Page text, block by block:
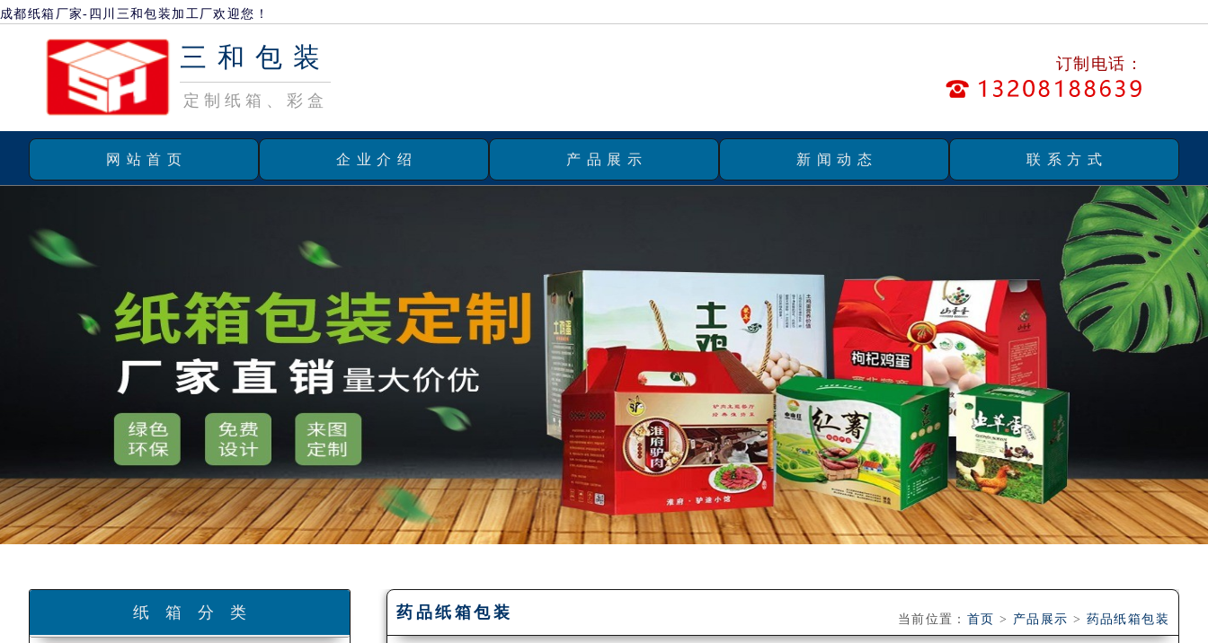
成都纸箱厂家-四川三和包装加工厂欢迎您！
三和包装
定制纸箱、彩盒
订制电话：
网站首页 企业介绍 产品展示 新闻动态 联系方式
纸箱分类 药品纸箱包装 当前位置： 首页 > 产品展示 > 药品纸箱包装